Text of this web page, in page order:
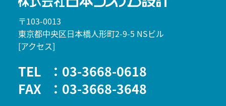
〒103-0013
東京都中央区日本橋人形町2-9-5 NSビル
[アクセス]
TEL
：03-3668-0618
FAX
：03-3668-3648